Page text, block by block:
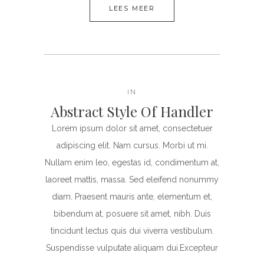
LEES MEER
IN
Abstract Style Of Handler
Lorem ipsum dolor sit amet, consectetuer
adipiscing elit. Nam cursus. Morbi ut mi.
Nullam enim leo, egestas id, condimentum at,
laoreet mattis, massa. Sed eleifend nonummy
diam. Praesent mauris ante, elementum et,
bibendum at, posuere sit amet, nibh. Duis
tincidunt lectus quis dui viverra vestibulum.
Suspendisse vulputate aliquam dui.Excepteur